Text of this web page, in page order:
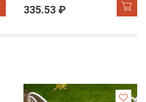
accent
335.53 ₽